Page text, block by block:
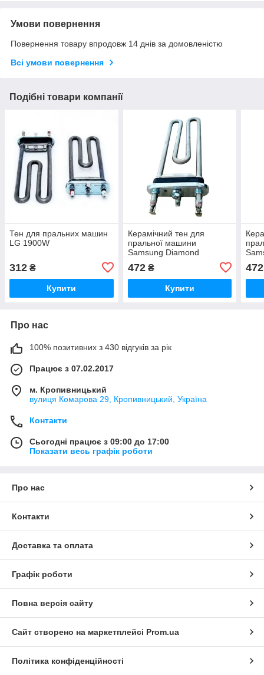
Умови повернення
Повернення товару впродовж 14 днів за домовленістю
Всі умови повернення
Подібні товари компанії
Тен для пральних машин
LG 1900W
312 ₴
Купити
Керамічний тен для
пральної машини
Samsung Diamond
472₴
Купити
472
Про нас
100% позитивних з 430 відгуків за рік
Працює з 07.02.2017
м. Кропивницький
вулиця Комарова 29, Кропивницький, Україна
Контакти
Сьогодні працює з 09:00 до 17:00
Показати весь графік роботи
Про нас
Контакти
Доставка та оплата
Графік роботи
Повна версія сайту
Сайт створено на маркетплейсі Prom.ua
Політика конфіденційності